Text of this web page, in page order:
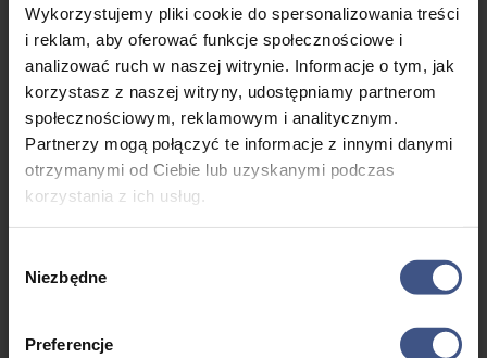
Wykorzystujemy pliki cookie do spersonalizowania treści
i reklam, aby oferować funkcje społecznościowe i
analizować ruch w naszej witrynie. Informacje o tym, jak
korzystasz z naszej witryny, udostępniamy partnerom
społecznościowym, reklamowym i analitycznym.
Partnerzy mogą połączyć te informacje z innymi danymi
otrzymanymi od Ciebie lub uzyskanymi podczas
korzystania z ich usług.
zgody
Niezbędne
Preferencje
mediów społecznościowych, które pomogą Ci śledzić
wzmianki o organizatorze i jego działalności. Pamiętaj, że
bezpieczeństwo w sieci zaczyna się od nas samych, więc zawsze
dokładnie weryfikuj, z kim nawiązujesz interakcje online.
Włochy – obóz narciarski
Jak uzyskać informacje od innych
rodziców i uczestników obozów
zimowych?
obozów zimowych, warto skorzystać z dostępnych zasobów
online oraz sieci społecznościowych. Można dołączyć do grup
uczestnicy dzielą się swoimi doświadczeniami i poradami.